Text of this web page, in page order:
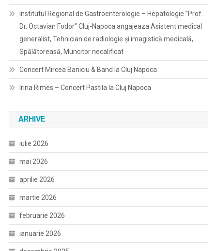
Institutul Regional de Gastroenterologie – Hepatologie ”Prof.
Dr. Octavian Fodor” Cluj-Napoca angajeaza Asistent medical
generalist, Tehnician de radiologie și imagistică medicală,
Spălătoreasă, Muncitor necalificat
Concert Mircea Baniciu & Band la Cluj Napoca
Irina Rimes – Concert Pastila la Cluj Napoca
ARHIVE
iulie 2026
mai 2026
aprilie 2026
martie 2026
februarie 2026
ianuarie 2026